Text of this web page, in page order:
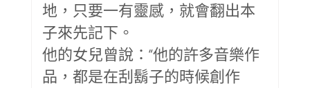
地，只要一有靈感，就會翻出本
子來先記下。
他的女兒曾說：“他的許多音樂作
品，都是在刮鬍子的時候創作